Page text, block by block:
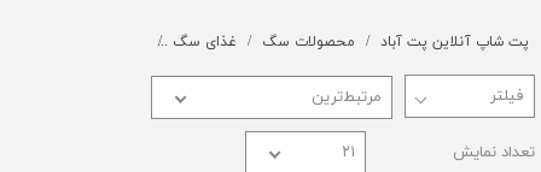
پت شاپ آنلاین پت آباد محصولات سگ غذای سگ
مرتبط‌ترین
تعداد نمایش ۲۱